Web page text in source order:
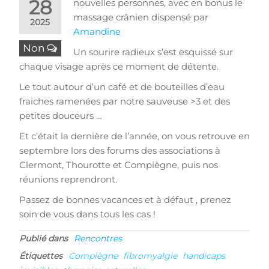
28
2025
Non
nouvelles personnes, avec en bonus le
massage crânien dispensé par
Amandine
Un sourire radieux s’est esquissé sur
chaque visage après ce moment de détente.
Le tout autour d’un café et de bouteilles d’eau
fraiches ramenées par notre sauveuse >3 et des
petites douceurs …
Et c’était la dernière de l’année, on vous retrouve en
septembre lors des forums des associations à
Clermont, Thourotte et Compiègne, puis nos
réunions reprendront.
Passez de bonnes vacances et à défaut , prenez
soin de vous dans tous les cas !
Publié dans
Rencontres
Étiquettes
Compiègne fibromyalgie handicaps